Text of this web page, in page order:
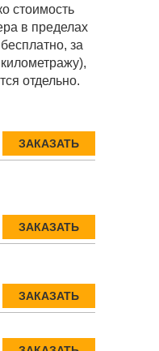
стоимость
в пределах
за
отдельно.
ЗАКАЗАТЬ
ЗАКАЗАТЬ
ЗАКАЗАТЬ